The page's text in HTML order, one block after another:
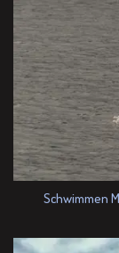
Schwimmen